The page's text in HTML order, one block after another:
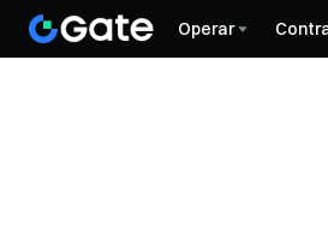
Operar